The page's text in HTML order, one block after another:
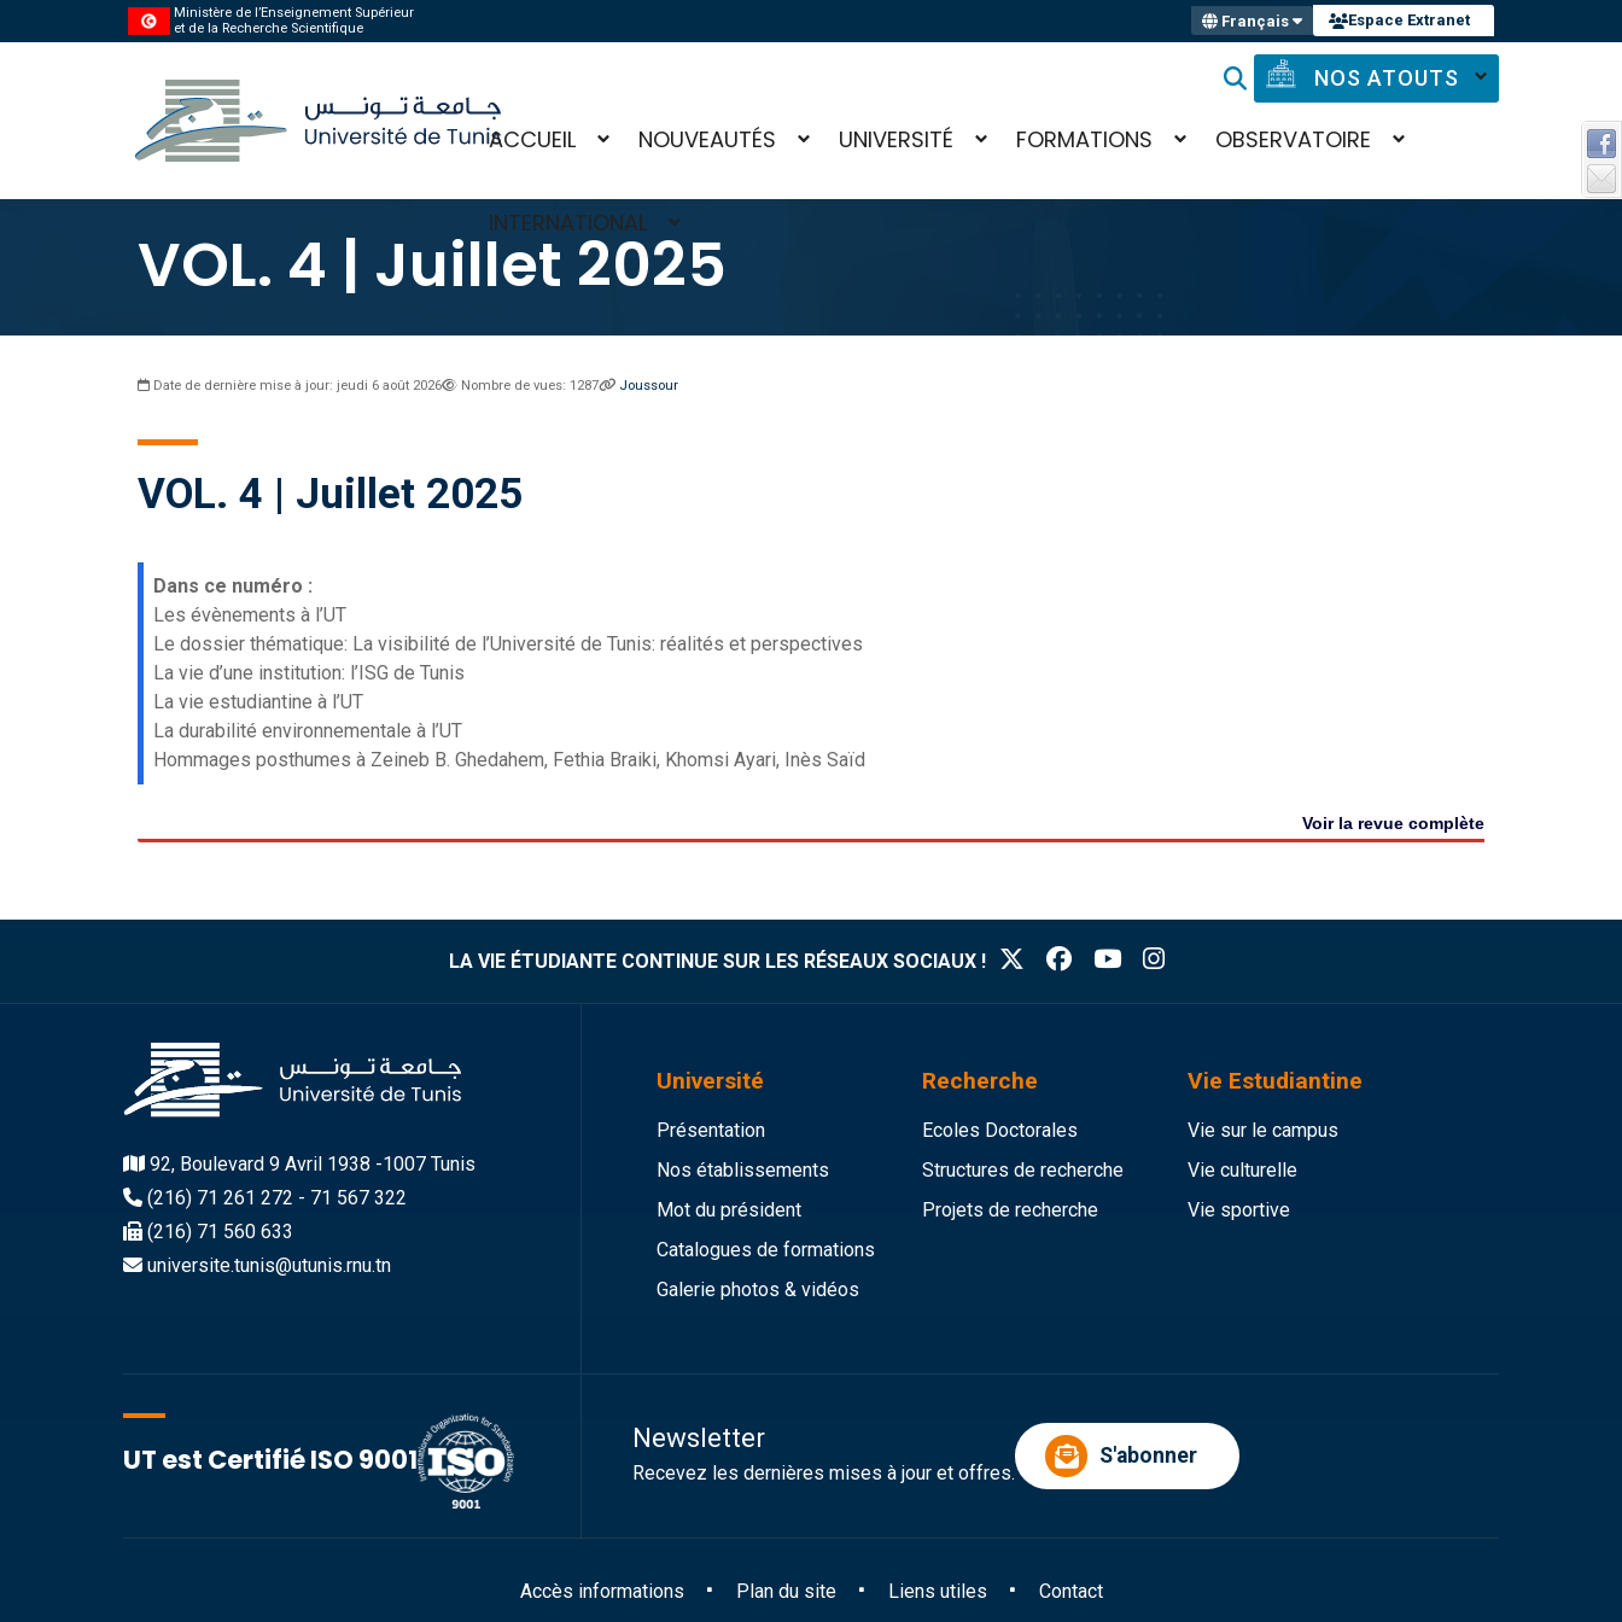
Ministère de l’Enseignement Supérieur
et de la Recherche Scientifique
Français Espace Extranet
NOS ATOUTS
ACCUEIL NOUVEAUTÉS UNIVERSITÉ FORMATIONS OBSERVATOIRE
INTERNATIONAL
VOL. 4 | Juillet 2025
Date de dernière mise à jour: jeudi 6 août 2026 Nombre de vues: 1287 Joussour
VOL. 4 | Juillet 2025
Dans ce numéro :
Les évènements à l’UT
Le dossier thématique: La visibilité de l’Université de Tunis: réalités et perspectives
La vie d’une institution: l’ISG de Tunis
La vie estudiantine à l’UT
La durabilité environnementale à l’UT
Hommages posthumes à Zeineb B. Ghedahem, Fethia Braiki, Khomsi Ayari, Inès Saïd
Voir la revue complète
LA VIE ÉTUDIANTE CONTINUE SUR LES RÉSEAUX SOCIAUX !
92, Boulevard 9 Avril 1938 -1007 Tunis
(216) 71 261 272 - 71 567 322
(216) 71 560 633
universite.tunis@utunis.rnu.tn
Université
Présentation
Nos établissements
Mot du président
Catalogues de formations
Galerie photos & vidéos
Recherche
Ecoles Doctorales
Structures de recherche
Projets de recherche
Vie Estudiantine
Vie sur le campus
Vie culturelle
Vie sportive
UT est Certifié ISO 9001
Newsletter
Recevez les dernières mises à jour et offres.
S'abonner
Accès informations Plan du site Liens utiles Contact